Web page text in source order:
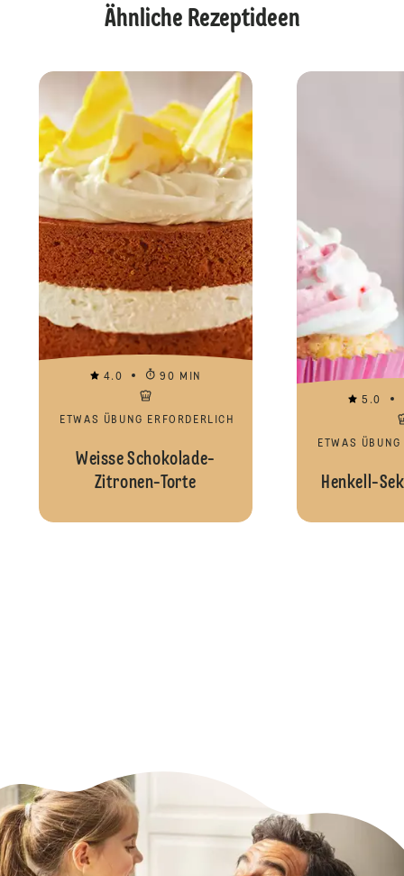
Ähnliche Rezeptideen
4.0 90 MIN
ETWAS ÜBUNG ERFORDERLICH
Weisse Schokolade-
Zitronen-Torte
5.0
ETWAS
Henkell-